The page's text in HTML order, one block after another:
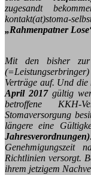
zugesandt
„Rahmenpatner
Mit den bisher zur
Verträge auf. Und die
April 2017gültig
betroffene KKH-
Stomaversorgung
längere eine
Jahresverordnungen)
Genehmigungszeit
Richtlinien versorgt.
ihrem jetzigem